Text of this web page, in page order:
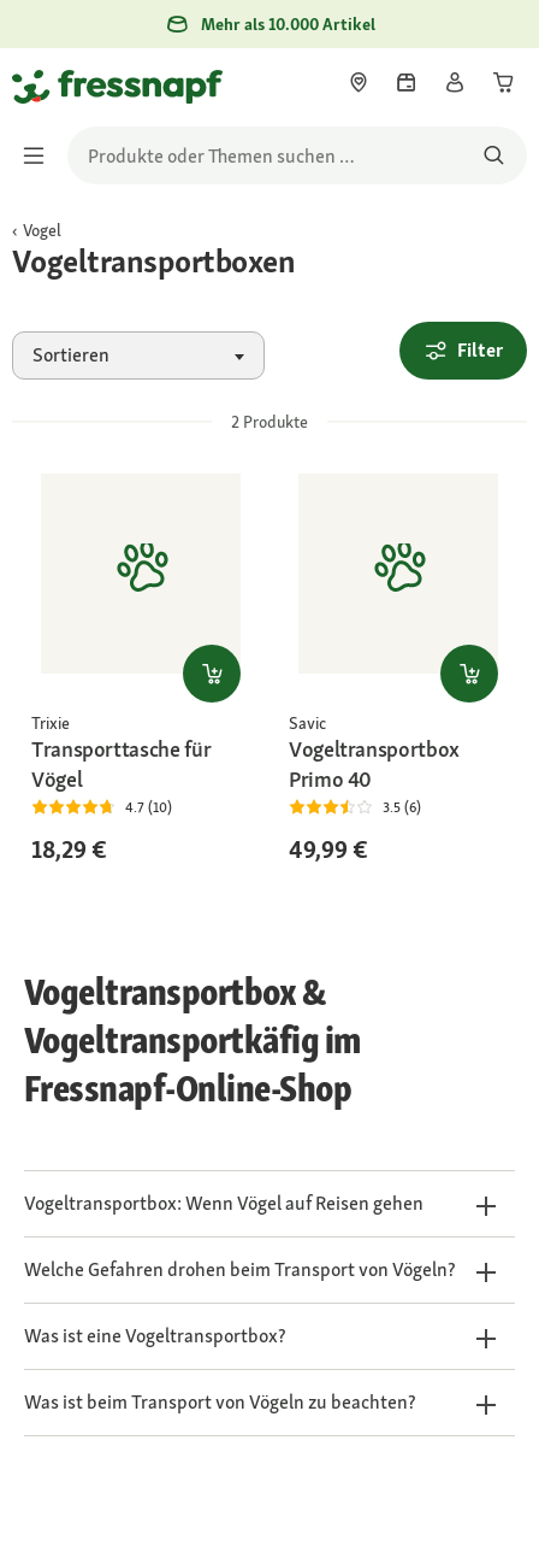
Mehr als 10.000 Artikel
Vogel
Vogeltransportboxen
Sortieren Filter
2 Produkte
Trixie
Transporttasche für
Vögel
4.7 (10)
18,29 €
Savic
Vogeltransportbox
Primo 40
3.5 (6)
49,99 €
Vogeltransportbox &
Vogeltransportkäfig im
Fressnapf-Online-Shop
Vogeltransportbox: Wenn Vögel auf Reisen gehen
Welche Gefahren drohen beim Transport von Vögeln?
Was ist eine Vogeltransportbox?
Was ist beim Transport von Vögeln zu beachten?